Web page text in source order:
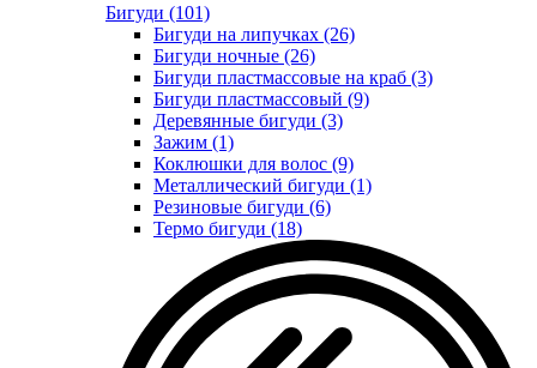
Бигуди (101)
Бигуди на липучках (26)
Бигуди ночные (26)
Бигуди пластмассовые на краб (3)
Бигуди пластмассовый (9)
Деревянные бигуди (3)
Зажим (1)
Коклюшки для волос (9)
Металлический бигуди (1)
Резиновые бигуди (6)
Термо бигуди (18)